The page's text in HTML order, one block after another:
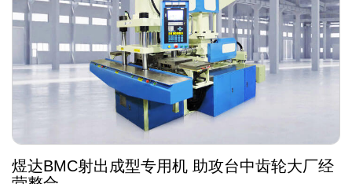
煜达BMC射出成型专用机 助攻台中齿轮大厂经